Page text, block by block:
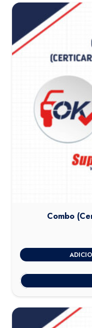
Combo